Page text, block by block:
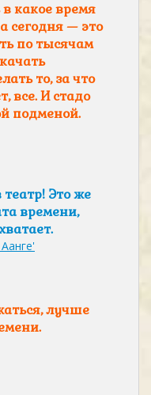
какое время
сегодня — это
по тысячам
то, за что
все. И стадо
подменой.
Это же
времени,
лучше